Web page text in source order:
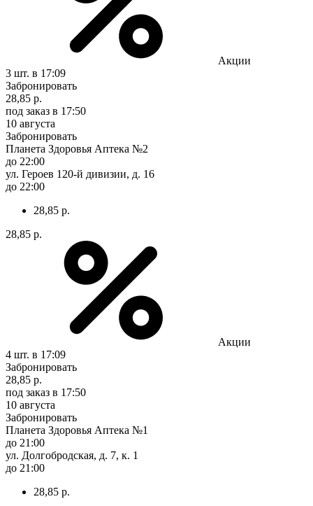
Акции
3 шт. в 17:09
Забронировать
28,85 р.
под заказ в 17:50
10 августа
Забронировать
Планета Здоровья Аптека №2
до 22:00
ул. Героев 120-й дивизии, д. 16
до 22:00
28,85 р.
28,85 р.
Акции
4 шт. в 17:09
Забронировать
28,85 р.
под заказ в 17:50
10 августа
Забронировать
Планета Здоровья Аптека №1
до 21:00
ул. Долгобродская, д. 7, к. 1
до 21:00
28,85 р.